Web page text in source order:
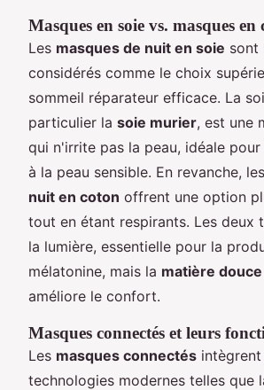
Masques en soie vs. masques en
Les masques de nuit en soie sont
considérés comme le choix
sommeil réparateur efficace. La
particulier la soie murier, est une
qui n'irrite pas la peau, idéale pour
à la peau sensible. En revanche, les
nuit en coton offrent une option
tout en étant respirants. Les deux
la lumière, essentielle pour la
mélatonine, mais la matière douce
améliore le confort.
Masques connectés et leurs
Les masques connectés
technologies modernes telles que